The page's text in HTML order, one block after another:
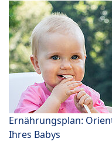
Ernährungsplan:
Ihres Babys